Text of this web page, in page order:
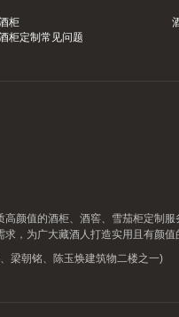
柜
柜定制常见问题
颜值的酒柜、酒窖、雪茄柜定制
，为广大藏酒人打造实用且有颜值
梁朝铭、陈玉焕建筑物二楼之一)